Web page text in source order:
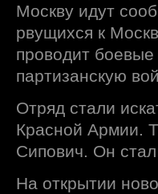
Москву идут
рвущихся к
проводит
партизанскую
Отряд стали
Красной Армии.
Сипович. Он
На открытии